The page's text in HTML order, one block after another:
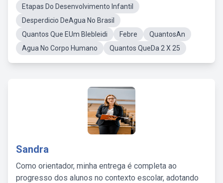
Etapas Do Desenvolvimento Infantil
Desperdicio DeAgua No Brasil
Quantos Que EUm Blebleidi
Febre
QuantosAn
Agua No Corpo Humano
Quantos QueDa 2 X 25
Sandra
Como orientador, minha entrega é completa ao
progresso dos alunos no contexto escolar, adotando